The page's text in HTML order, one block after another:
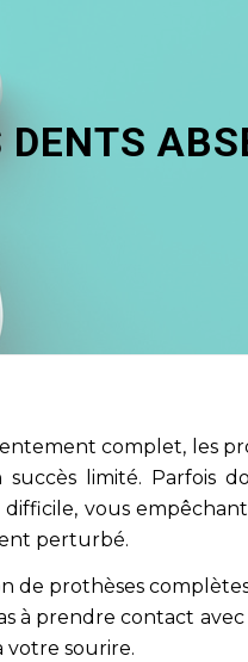
complet, les
limité. Parfois
difficile, vous
perturbé.
de prothèses
à prendre contact
votre sourire.